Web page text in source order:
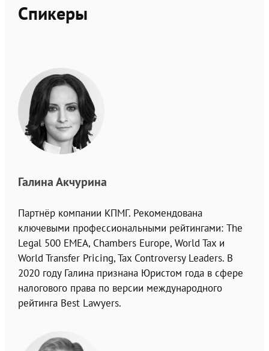
Спикеры
Галина Акчурина
Партнёр компании КПМГ. Рекомендована
ключевыми профессиональными рейтингами: The
Legal 500 EMEA, Chambers Europe, World Tax и
World Transfer Pricing, Tax Controversy Leaders. В
2020 году Галина признана Юристом года в сфере
налогового права по версии международного
рейтинга Best Lawyers.